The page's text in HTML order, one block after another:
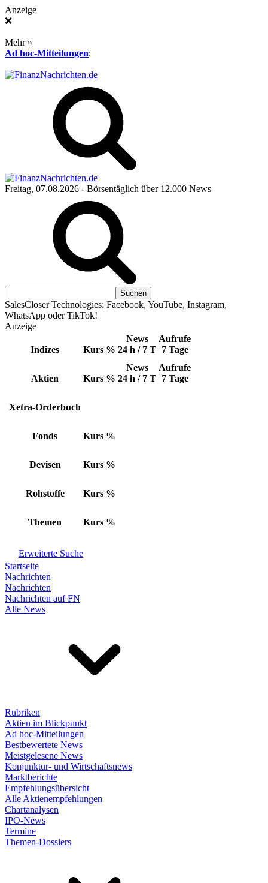
Anzeige
❌
Mehr »
Ad hoc-Mitteilungen:
Freitag, 07.08.2026 - Börsentäglich über 12.000 News
SalesCloser Technologies: Facebook, YouTube, Instagram,
WhatsApp oder TikTok!
Anzeige
Indizes Kurs %
News
24 h / 7 T
Aufrufe
7 Tage
Aktien Kurs %
News
24 h / 7 T
Aufrufe
7 Tage
Xetra-Orderbuch
Fonds Kurs %
Devisen Kurs %
Rohstoffe Kurs %
Themen Kurs %
Erweiterte Suche
Startseite
Nachrichten
Nachrichten
Nachrichten auf FN
Alle News
Rubriken
Aktien im Blickpunkt
Ad hoc-Mitteilungen
Bestbewertete News
Meistgelesene News
Konjunktur- und Wirtschaftsnews
Marktberichte
Empfehlungsübersicht
Alle Aktienempfehlungen
Chartanalysen
IPO-News
Termine
Themen-Dossiers